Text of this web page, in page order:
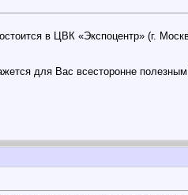
в ЦВК «Экспоцентр» (г.
для Вас всесторонне